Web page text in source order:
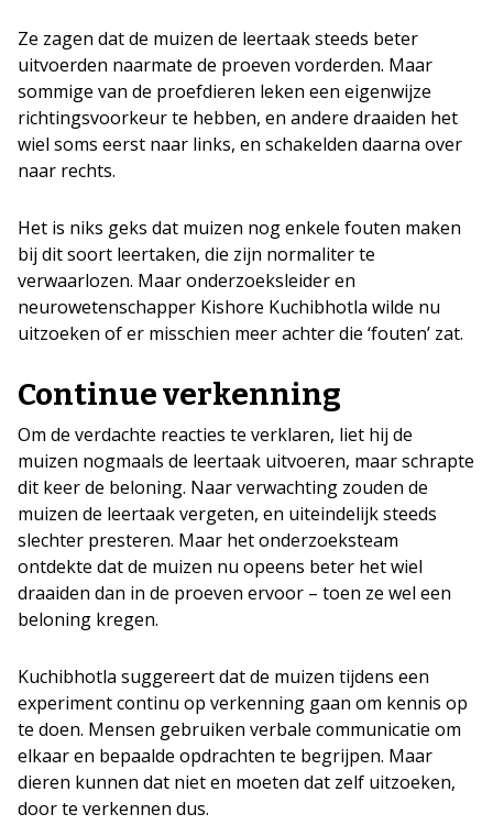
Ze zagen dat de muizen de leertaak steeds beter
uitvoerden naarmate de proeven vorderden. Maar
sommige van de proefdieren leken een eigenwijze
richtingsvoorkeur te hebben, en andere draaiden het
wiel soms eerst naar links, en schakelden daarna over
naar rechts.
Het is niks geks dat muizen nog enkele fouten maken
bij dit soort leertaken, die zijn normaliter te
verwaarlozen. Maar onderzoeksleider en
neurowetenschapper Kishore Kuchibhotla wilde nu
uitzoeken of er misschien meer achter die ‘fouten’ zat.
Continue verkenning
Om de verdachte reacties te verklaren, liet hij de
muizen nogmaals de leertaak uitvoeren, maar schrapte
dit keer de beloning. Naar verwachting zouden de
muizen de leertaak vergeten, en uiteindelijk steeds
slechter presteren. Maar het onderzoeksteam
ontdekte dat de muizen nu opeens beter het wiel
draaiden dan in de proeven ervoor – toen ze wel een
beloning kregen.
Kuchibhotla suggereert dat de muizen tijdens een
experiment continu op verkenning gaan om kennis op
te doen. Mensen gebruiken verbale communicatie om
elkaar en bepaalde opdrachten te begrijpen. Maar
dieren kunnen dat niet en moeten dat zelf uitzoeken,
door te verkennen dus.